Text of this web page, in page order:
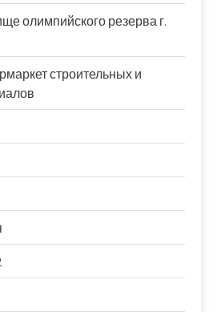
олимпийского резерва г.
строительных и